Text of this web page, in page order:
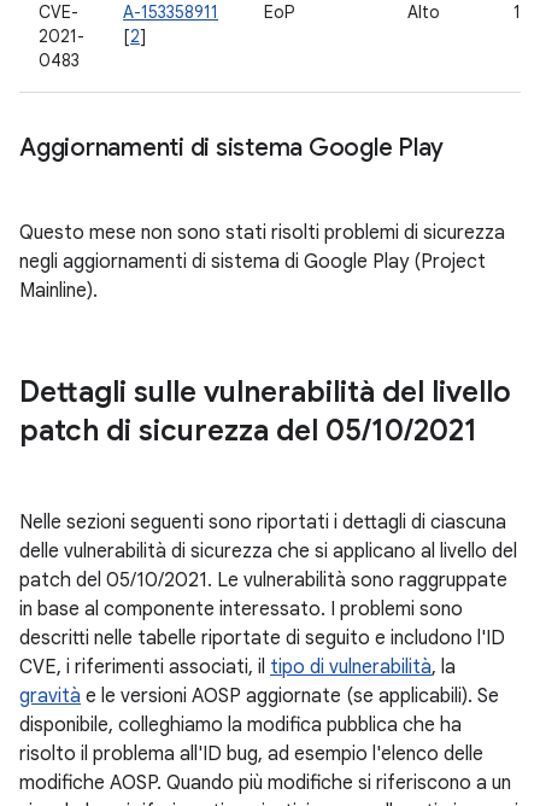
CVE-
2021-
0483
A-153358911
[2]
EoP Alto 10,
Aggiornamenti di sistema Google Play
Questo mese non sono stati risolti problemi di sicurezza
negli aggiornamenti di sistema di Google Play (Project
Mainline).
Dettagli sulle vulnerabilità del livello
patch di sicurezza del 05/10/2021
Nelle sezioni seguenti sono riportati i dettagli di ciascuna
delle vulnerabilità di sicurezza che si applicano al livello del
patch del 05/10/2021. Le vulnerabilità sono raggruppate
in base al componente interessato. I problemi sono
descritti nelle tabelle riportate di seguito e includono l'ID
CVE, i riferimenti associati, il tipo di vulnerabilità, la
gravità e le versioni AOSP aggiornate (se applicabili). Se
disponibile, colleghiamo la modifica pubblica che ha
risolto il problema all'ID bug, ad esempio l'elenco delle
modifiche AOSP. Quando più modifiche si riferiscono a un